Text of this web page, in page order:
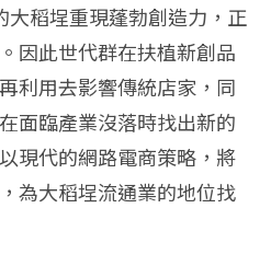
大稻埕重現蓬勃創造力，正
因此世代群在扶植新創品
利用去影響傳統店家，同
面臨產業沒落時找出新的
現代的網路電商策略，將
為大稻埕流通業的地位找